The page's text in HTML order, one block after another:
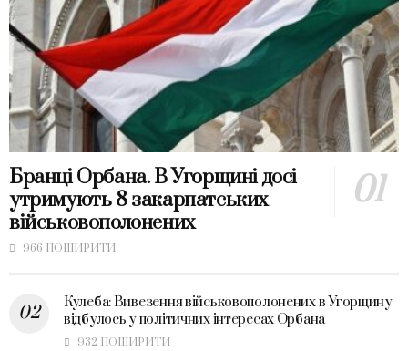
Бранці Орбана. В Угорщині досі
утримують 8 закарпатських
військовополонених
966 ПОШИРИТИ
Кулеба: Вивезення військовополонених в Угорщину
відбулось у політичних інтересах Орбана
932 ПОШИРИТИ